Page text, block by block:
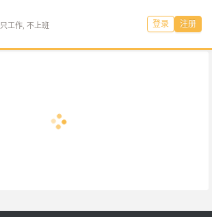
只工作, 不上班 登录 注册